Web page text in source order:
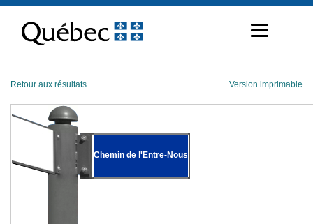
contenu
Retour aux résultats Version imprimable
Chemin de l'Entre-Nous